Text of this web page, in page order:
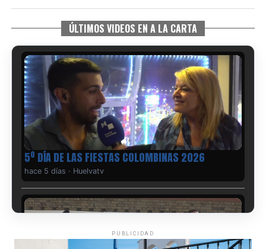
ÚLTIMOS VIDEOS EN A LA CARTA
5º DÍA DE LAS FIESTAS COLOMBINAS 2026
hace 5 días · Huelvatv
PUBLICIDAD